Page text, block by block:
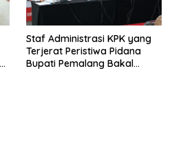
Staf Administrasi KPK yang
Terjerat Peristiwa Pidana
Bupati Pemalang Bakal